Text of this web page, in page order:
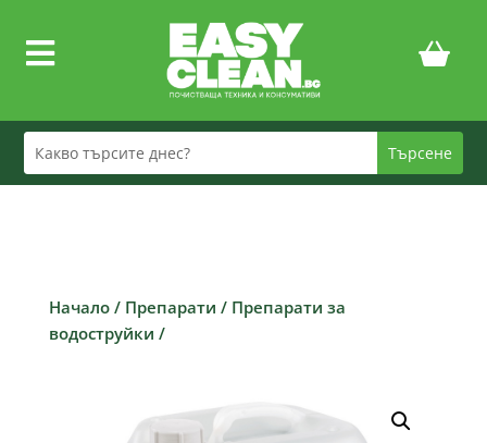

Начало/ Препарати / Препарати за
водоструйки /